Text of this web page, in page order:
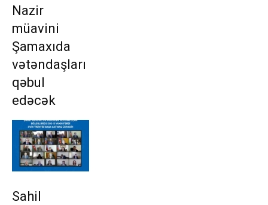
Nazir
müavini
Şamaxıda
vətəndaşları
qəbul
edəcək
Sahil